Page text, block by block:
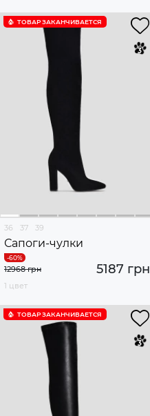
ТОВАР ЗАКАНЧИВАЕТСЯ
36 37 39
Сапоги-чулки
5187 грн
12968 грн
1 цвет
ТОВАР ЗАКАНЧИВАЕТСЯ